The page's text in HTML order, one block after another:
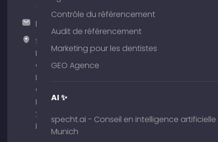
hallo@timospecht.de
Specht
Marketing
GmbH –
Palais am
Obelisk
Briennerstr.
29 80333
Munich
Contrôle du référencement
Audit de référencement
Marketing pour les dentistes
GEO Agence
AI ✨
specht.ai - Conseil en intelligence artificielle
Munich